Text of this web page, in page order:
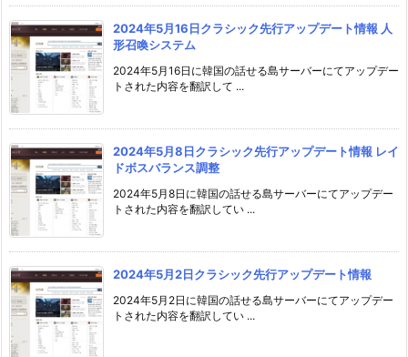
2024年5月16日クラシック先行アップデート情報 人
形召喚システム
2024年5月16日に韓国の話せる島サーバーにてアップデー
トされた内容を翻訳して ...
2024年5月8日クラシック先行アップデート情報 レイ
ドボスバランス調整
2024年5月8日に韓国の話せる島サーバーにてアップデー
トされた内容を翻訳してい ...
2024年5月2日クラシック先行アップデート情報
2024年5月2日に韓国の話せる島サーバーにてアップデー
トされた内容を翻訳してい ...